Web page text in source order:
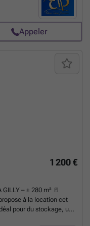
immédiatement 📩
Appeler
1 200 €
GILLY – ± 280 m² 🚪
à la location cet
pour du stockage, une